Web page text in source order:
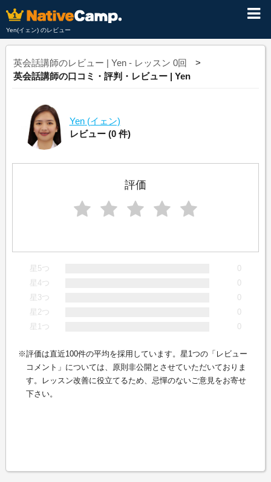
Yen(イェン) のレビュー
英会話講師のレビュー | Yen - レッスン 0回
英会話講師の口コミ・評判・レビュー | Yen
Yen (イェン)
レビュー (0 件)
評価
星5つ
0
星4つ
0
星3つ
0
星2つ
0
星1つ
0
評価は直近100件の平均を採用しています。星1つの「レビュー
コメント」については、原則非公開とさせていただいておりま
す。レッスン改善に役立てるため、忌憚のないご意見をお寄せ
下さい。